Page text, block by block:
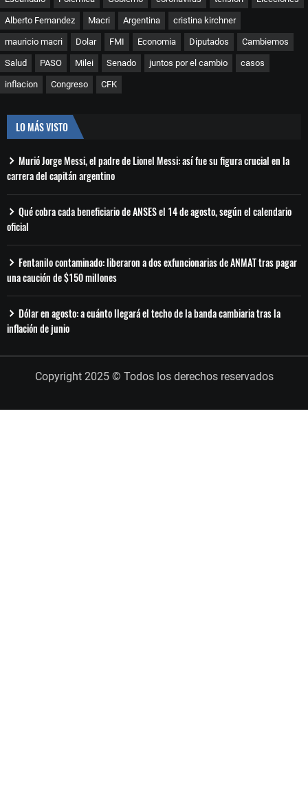
Alberto Fernandez Macri Argentina cristina kirchner
mauricio macri Dolar FMI Economia Diputados Cambiemos
Salud PASO Milei Senado juntos por el cambio casos
inflacion Congreso CFK
LO MÁS VISTO
Murió Jorge Messi, el padre de Lionel Messi: así fue su figura crucial en la
carrera del capitán argentino
Qué cobra cada beneficiario de ANSES el 14 de agosto, según el calendario
oficial
Fentanilo contaminado: liberaron a dos exfuncionarias de ANMAT tras pagar
una caución de $150 millones
Dólar en agosto: a cuánto llegará el techo de la banda cambiaria tras la
inflación de junio
Copyright 2025 © Todos los derechos reservados